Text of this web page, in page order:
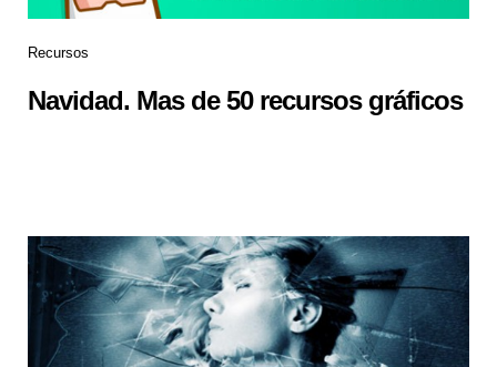
Recursos
Navidad. Mas de 50 recursos gráficos